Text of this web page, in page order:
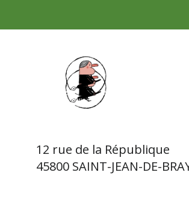
12 rue de la République
45800 SAINT-JEAN-DE-